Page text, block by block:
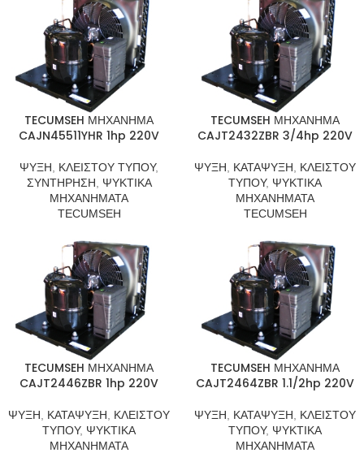
TECUMSEH ΜΗΧΑΝΗΜΑ
CAJN45511YHR 1hp 220V
ΨΥΞΗ ΚΛΕΙΣΤΟΥ ΤΥΠΟΥ,
ΣΥΝΤΗΡΗΣΗ
ΨΥΚΤΙΚΑ
ΜΗΧΑΝΗΜΑΤΑ
TECUMSEH
TECUMSEH ΜΗΧΑΝΗΜΑ
CAJT2432ZBR 3/4hp 220V
ΨΥΞΗ ΚΑΤΑΨΥΞΗ
ΚΛΕΙΣΤΟΥ
ΤΥΠΟΥ, ΨΥΚΤΙΚΑ
ΜΗΧΑΝΗΜΑΤΑ
TECUMSEH
TECUMSEH ΜΗΧΑΝΗΜΑ
CAJT2446ZBR 1hp 220V
ΨΥΞΗ ΚΑΤΑΨΥΞΗ
ΚΛΕΙΣΤΟΥ
ΤΥΠΟΥ, ΨΥΚΤΙΚΑ
ΜΗΧΑΝΗΜΑΤΑ
TECUMSEH ΜΗΧΑΝΗΜΑ
CAJT2464ZBR 1.1/2hp 220V
ΨΥΞΗ ΚΑΤΑΨΥΞΗ
ΚΛΕΙΣΤΟΥ
ΤΥΠΟΥ, ΨΥΚΤΙΚΑ
ΜΗΧΑΝΗΜΑΤΑ